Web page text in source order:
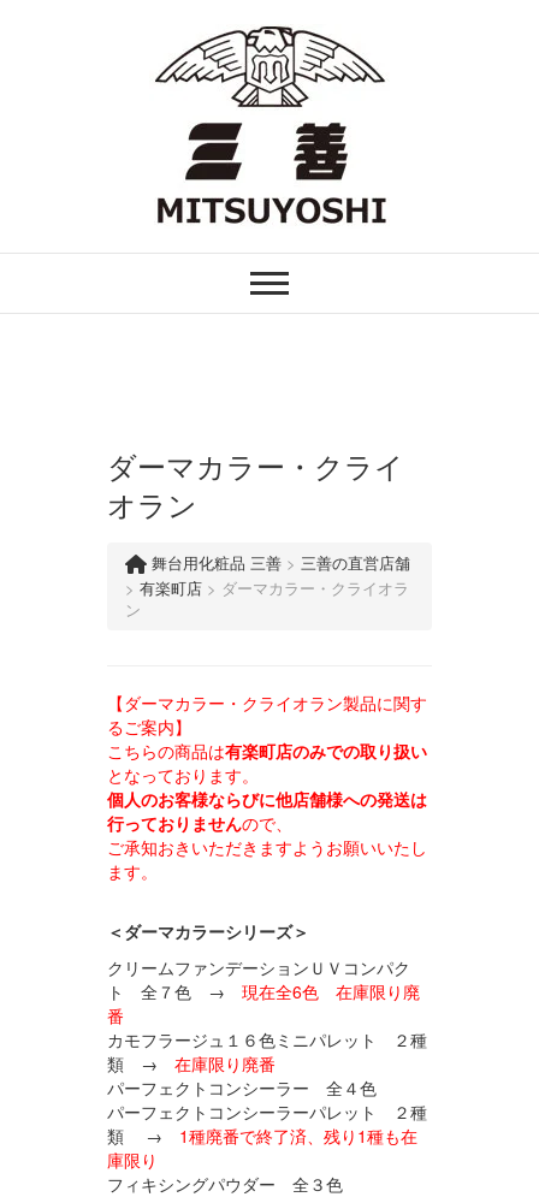
舞台用化粧品 三善
ダーマカラー・クライ
オラン
舞台用化粧品 三善 > 三善の直営店舗
> 有楽町店 > ダーマカラー・クライオラ
ン
【ダーマカラー・クライオラン製品に関す
るご案内】
こちらの商品は有楽町店のみでの取り扱い
となっております。
個人のお客様ならびに他店舗様への発送は
行っておりませんので、
ご承知おきいただきますようお願いいたし
ます。
＜ダーマカラーシリーズ＞
クリームファンデーションＵＶコンパク
ト 全７色 → 現在全6色 在庫限り廃
番
カモフラージュ１６色ミニパレット ２種
類 → 在庫限り廃番
パーフェクトコンシーラー 全４色
パーフェクトコンシーラーパレット ２種
類 → 1種廃番で終了済、残り1種も在
庫限り
フィキシングパウダー 全３色